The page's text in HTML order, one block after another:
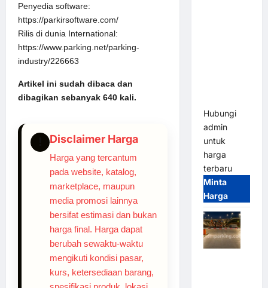
Penyedia software:
https://parkirsoftware.com/
Rilis di dunia International:
https://www.parking.net/parking-
industry/226663
Artikel ini sudah dibaca dan
dibagikan sebanyak 640 kali.
Disclaimer Harga
Harga yang tercantum
pada website, katalog,
marketplace, maupun
media promosi lainnya
bersifat estimasi dan bukan
harga final. Harga dapat
berubah sewaktu-waktu
mengikuti kondisi pasar,
kurs, ketersediaan barang,
Hubungi
admin
untuk
harga
terbaru
Minta
Harga